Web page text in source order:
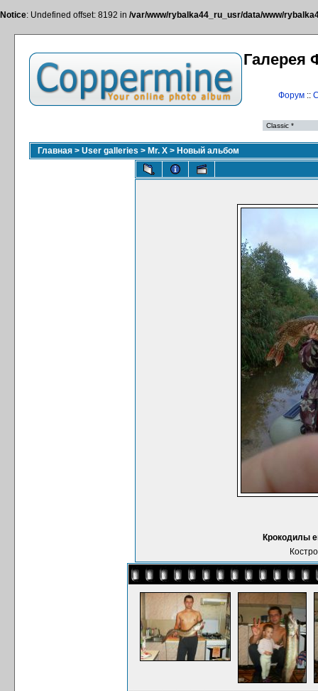
Notice: Undefined offset: 8192 in /var/www/rybalka44_ru_usr/data/www/
Галерея
Форум::
Главная > User galleries > Mr. X > Новый альбом
Крокодилы